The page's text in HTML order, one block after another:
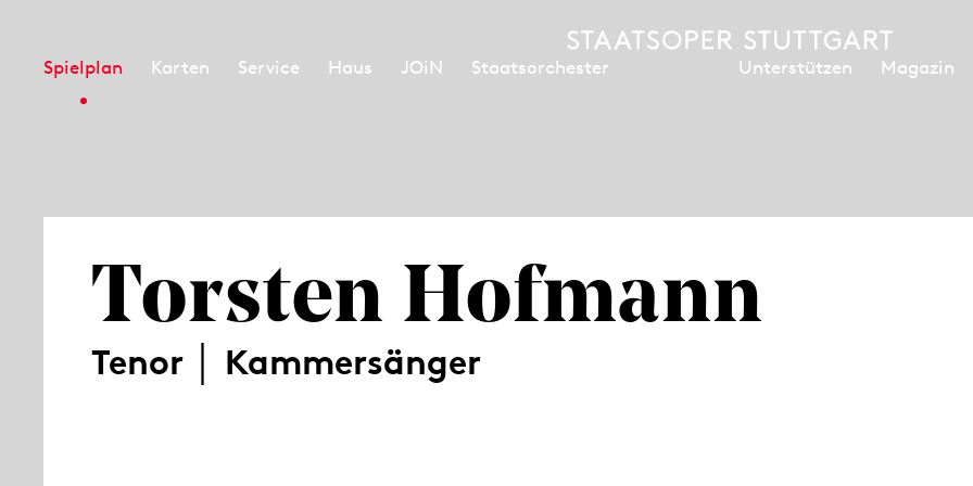
Spielplan Karten Service Haus JOiN Staatsorchester Unterstützen Magazin
Torsten Hofmann
Tenor │ Kammersänger